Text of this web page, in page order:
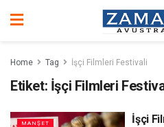
Home Tag İşçi Filmleri Festivali
Etiket: İşçi Filmleri
MANŞET
İşçi